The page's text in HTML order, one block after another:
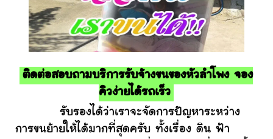
ติดต่อสอบถามบริการรับจ้างขนของหัวลำโพง จอง
คิวง่ายได้รถเร็ว
รับรองได้ว่าเราจะจัดการปัญหาระหว่าง
การขนย้ายให้ได้มากที่สุดครับ ทั้งเรื่อง ดิน ฟ้า